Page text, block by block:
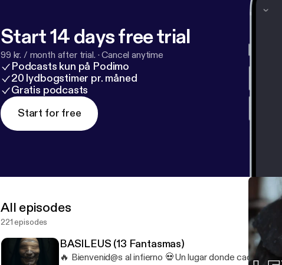
Start 14 days free trial
99 kr. / month after trial. ·Cancel anytime
Podcasts kun på Podimo
20 lydbogstimer pr. måned
Gratis podcasts
Start for free
All episodes
221 episodes
BASILEUS (13 Fantasmas)
🔥 Bienvenid@s al infierno 💀Un lugar donde cada